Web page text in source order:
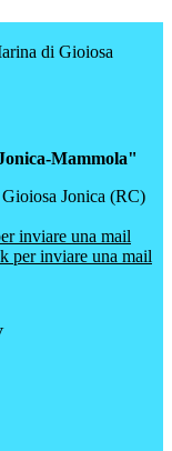
di Gioiosa
Mammola"
Jonica (RC)
inviare una mail
per inviare una mail